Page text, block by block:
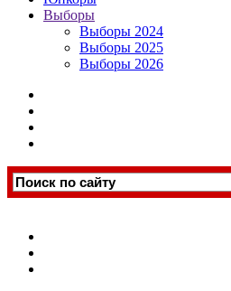
Выборы
Выборы 2024
Выборы 2025
Выборы 2026